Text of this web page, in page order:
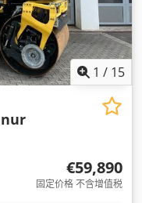
1 / 15
nur
€59,890
固定价格 不含增值税